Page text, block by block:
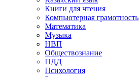
Книги для чтения
Компьютерная грамотность
Математика
Музыка
НВП
Обществознание
ПДД
Психология